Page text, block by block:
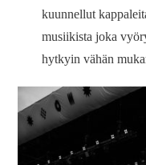
kuunnellut
musiikista joka
hytkyin vähän